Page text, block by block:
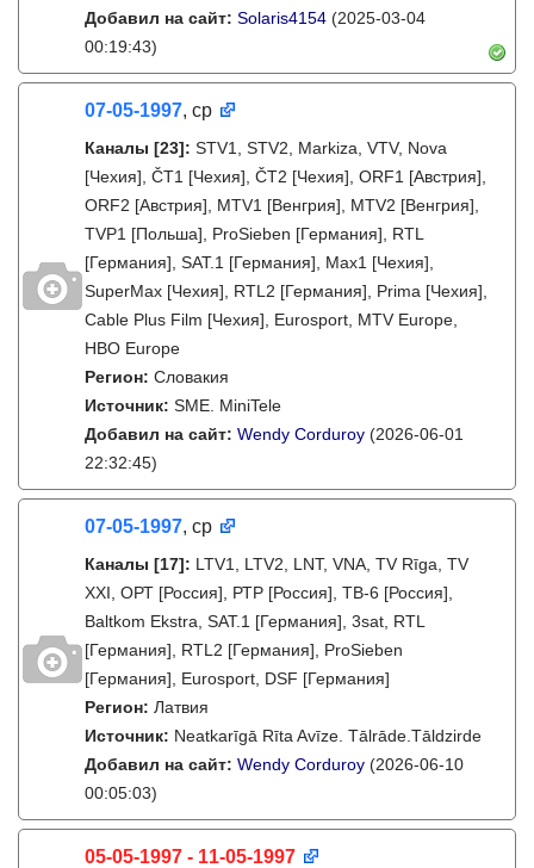
Добавил на сайт: Solaris4154 (2025-03-04
00:19:43)
07-05-1997, ср
Каналы [23]: STV1, STV2, Markiza, VTV, Nova
[Чехия], ČT1 [Чехия], ČT2 [Чехия], ORF1 [Австрия],
ORF2 [Австрия], MTV1 [Венгрия], MTV2 [Венгрия],
TVP1 [Польша], ProSieben [Германия], RTL
[Германия], SAT.1 [Германия], Max1 [Чехия],
SuperMax [Чехия], RTL2 [Германия], Prima [Чехия],
Cable Plus Film [Чехия], Eurosport, MTV Europe,
HBO Europe
Регион: Словакия
Источник: SME. MiniTele
Добавил на сайт: Wendy Corduroy (2026-06-01
22:32:45)
07-05-1997, ср
Каналы [17]: LTV1, LTV2, LNT, VNA, TV Rīga, TV
XXI, ОРТ [Россия], РТР [Россия], ТВ-6 [Россия],
Baltkom Ekstra, SAT.1 [Германия], 3sat, RTL
[Германия], RTL2 [Германия], ProSieben
[Германия], Eurosport, DSF [Германия]
Регион: Латвия
Источник: Neatkarīgā Rīta Avīze. Tālrāde.Tāldzirde
Добавил на сайт: Wendy Corduroy (2026-06-10
00:05:03)
05-05-1997 - 11-05-1997